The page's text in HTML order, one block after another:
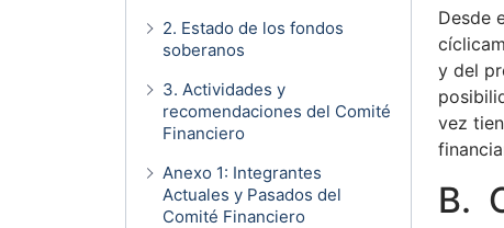
Desde
y del
vez
B.
2. Estado de los fondos
soberanos
3. Actividades y
recomendaciones del Comité
Financiero
Anexo 1: Integrantes
Actuales y Pasados del
Comité Financiero